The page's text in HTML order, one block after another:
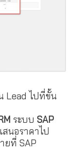
Lead ไปที่ขั้น
ระบบSAP
นอราคาไป
ยที่ SAP